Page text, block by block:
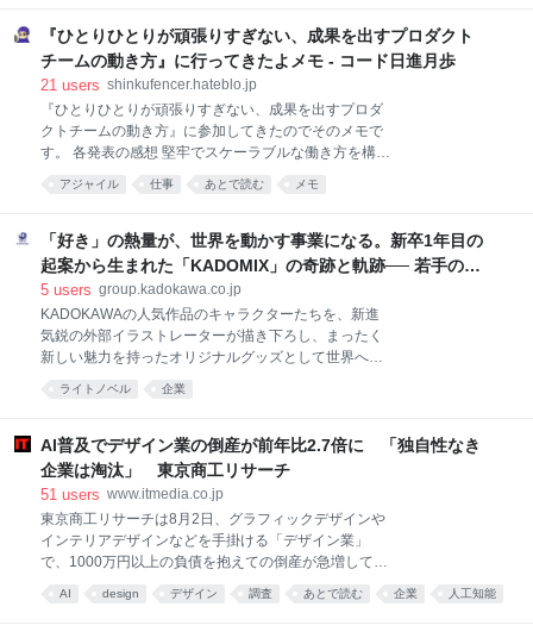
x.com/YahooNewsTopic… 2026-08-05 14:48:03 シェ
ル @fortune0514 @YahooNewsTopics 誤りを指摘し
てもらったら「ご指導ありがとうございます、以後気
ない感覚。やらかした自分を棚に上げてなんで注意し
てくれた人を責めるのか。逆パワハラとかいうバカら
しい概念は嫌い。 2026-08-05 15:11:27 レトロイド
@retoroid @YahooNewsTopics 取引先Aさん「てめ
『ひとりひとりが頑張りすぎない、成果を出すプロダクト
チームの動き方』に行ってきたよメモ - コード日進月歩
21 users shinkufencer.hateblo.jp
『ひとりひとりが頑張りすぎない、成果を出すプロダ
クトチームの動き方』に参加してきたのでそのメモで
す。 各発表の感想 堅牢でスケーラブルな働き方を構築
する技術 今日の #viviON_TLS のスライドです！ パネ
ルディスカッション含め、めちゃ楽しかったー。
2026年8月4日 感想 書籍からの「堅牢」で「スケーラ
ブル」な働き方の話。 自己管理できるメンバーがいる
とチームも自然にそうなっていくという話。 外からの
で効果があることはかなり実感できていた。 自己管理
できるメンバーを増やしていくのも大事だが、チーム
のカルチャーを守るのも大事というのはすごく大切な
考え方だなと思った。 関連リンク 「働くしんどさ」と
アジャイル 仕事 あとで読む メモ
「好き」の熱量が、世界を動かす事業になる。新卒1年目の
起案から生まれた「KADOMIX」の奇跡と軌跡── 若手の情
熱と伴走する、KADOKAWAの挑戦文化 | K-Insight |
KADOKAWAグループ ポータルサイト
5 users group.kadokawa.co.jp
KADOKAWAの人気作品のキャラクターたちを、新進
気鋭の外部イラストレーターが描き下ろし、まったく
新しい魅力を持ったオリジナルグッズとして世界へ向
けて展開する新規事業が「KADOMIX」（読み方：カ
ドミックス）です。 2025年末に渋谷TSUTAYAで開催
2025」で初めてグッズ販売を実施した際には、『スレ
イヤーズ』などの人気作品のグッズが大反響を呼びま
した。さらに、現在予約を受け付けている第4弾『デ
ーズ展開へのファンの期待は着実に高まっています。
実はこの新規事業、ひとりの「新入社員の純粋な願
い」から始まったのです。 現在、メディアミックス推
進部など3部署を兼務しながらこの事業を牽引する胡
ライトノベル 企業
AI普及でデザイン業の倒産が前年比2.7倍に 「独自性なき
企業は淘汰」 東京商工リサーチ
51 users www.itmedia.co.jp
東京商工リサーチは8月2日、グラフィックデザインや
インテリアデザインなどを手掛ける「デザイン業」
で、1000万円以上の負債を抱えての倒産が急増してい
ると発表した。2026年上半期の倒産は40件で、25年
同期比166.6％増。上半期としては14年ぶりに40件を
AI design デザイン 調査 あとで読む 企業 人工知能